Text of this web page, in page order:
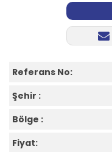
Referans No:
Şehir :
Bölge :
Fiyat: